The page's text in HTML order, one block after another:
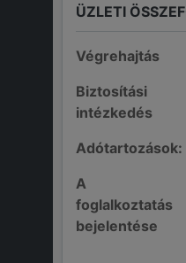
ÜZLETI
Végrehajtás
Biztosítási
intézkedés
Adótartozások:
A
foglalkoztatás
bejelentése